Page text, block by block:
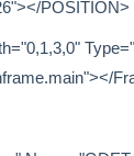
POSITION>